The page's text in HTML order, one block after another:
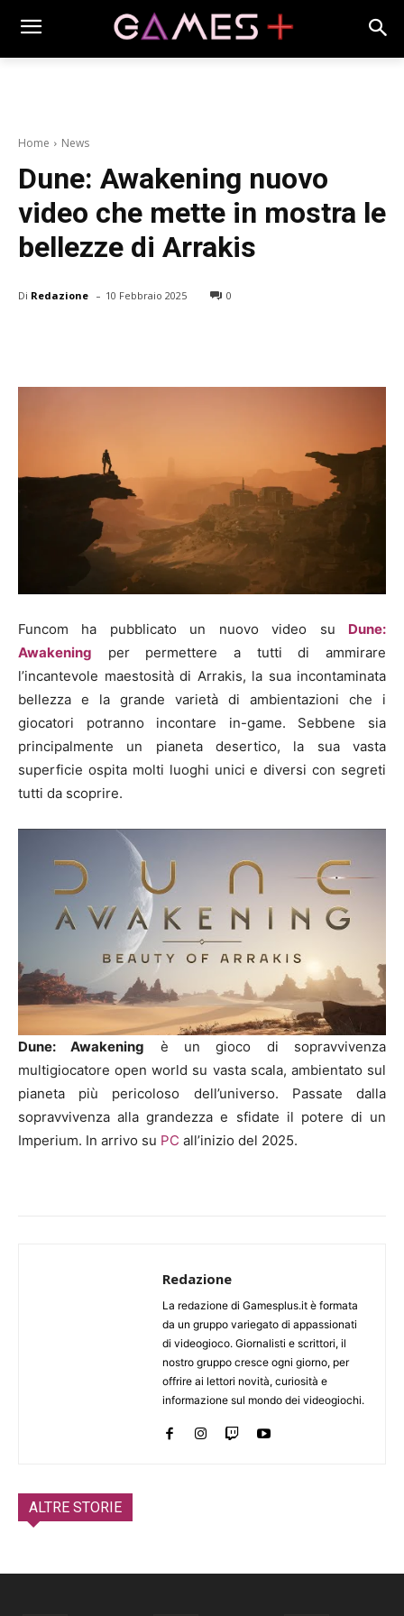
Home News
Dune: Awakening nuovo
video che mette in mostra le
bellezze di Arrakis
Di Redazione - 10 Febbraio 2025 0
Funcom ha pubblicato un nuovo video su Dune:
Awakening per permettere a tutti di ammirare
l’incantevole maestosità di Arrakis, la sua incontaminata
bellezza e la grande varietà di ambientazioni che i
giocatori potranno incontare in-game. Sebbene sia
principalmente un pianeta desertico, la sua vasta
superficie ospita molti luoghi unici e diversi con segreti
tutti da scoprire.
Dune: Awakening è un gioco di sopravvivenza
multigiocatore open world su vasta scala, ambientato sul
pianeta più pericoloso dell’universo. Passate dalla
sopravvivenza alla grandezza e sfidate il potere di un
Imperium. In arrivo su PC all’inizio del 2025.
Redazione
La redazione di Gamesplus.it è formata
da un gruppo variegato di appassionati
di videogioco. Giornalisti e scrittori, il
nostro gruppo cresce ogni giorno, per
offrire ai lettori novità, curiosità e
informazione sul mondo dei videogiochi.
ALTRE STORIE